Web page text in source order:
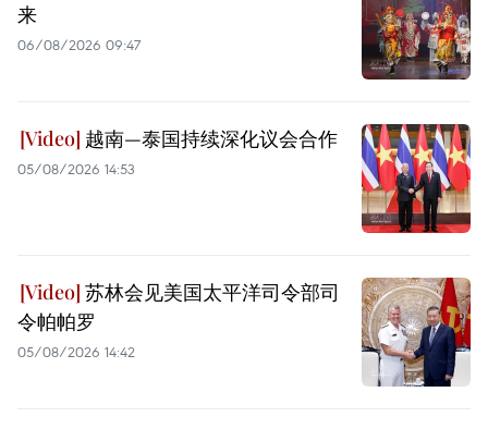
来
06/08/2026 09:47
越南—泰国持续深化议会合作
05/08/2026 14:53
苏林会见美国太平洋司令部司
令帕帕罗
05/08/2026 14:42